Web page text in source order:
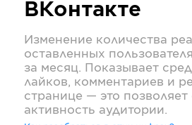
ВКонтакте
Изменение количества
оставленных
за месяц. Показывает
лайков, комментариев и
странице — это позволяет
активность аудитории.